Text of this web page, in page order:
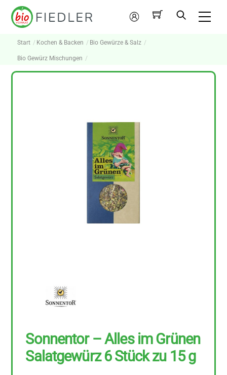
Skip
Mein
Konto
Start Kochen & Backen Bio Gewürze & Salz
Bio Gewürz Mischungen
Sonnentor – Alles im Grünen
Salatgewürz 6 Stück zu 15 g